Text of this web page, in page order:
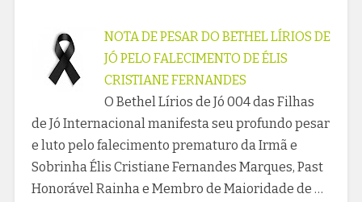
NOTA DE PESAR DO BETHEL LÍRIOS DE
JÓ PELO FALECIMENTO DE ÉLIS
CRISTIANE FERNANDES
O Bethel Lírios de Jó 004 das Filhas
de Jó Internacional manifesta seu profundo pesar
e luto pelo falecimento prematuro da Irmã e
Sobrinha Élis Cristiane Fernandes Marques, Past
Honorável Rainha e Membro de Maioridade de …